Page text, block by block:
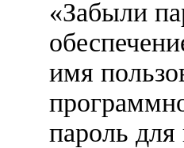
«Забыли
имя
пароль